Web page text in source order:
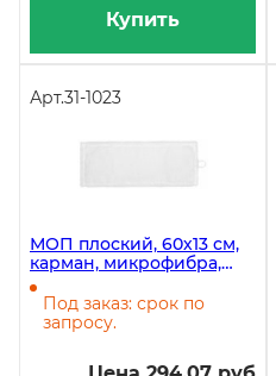
Купить
Арт.31-1023
МОП плоский, 60х13 см,
карман, микрофибра,
белый, 50 штук в
коробке
Под заказ: срок по
запросу.